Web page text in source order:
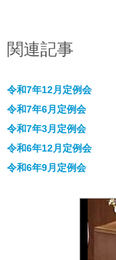
関連記事
令和7年12月定例会
令和7年6月定例会
令和7年3月定例会
令和6年12月定例会
令和6年9月定例会